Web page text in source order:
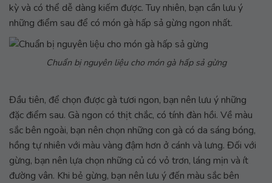
kỳ và có thể dễ dàng kiếm được. Tuy nhiên, bạn cần lưu ý
những điểm sau để có món gà hấp sả gừng ngon nhất.
Chuẩn bị nguyên liệu cho món gà hấp sả gừng
Đầu tiên, để chọn được gà tươi ngon, bạn nên lưu ý những
đặc điểm sau. Gà ngon có thịt chắc, có tính đàn hồi. Về màu
sắc bên ngoài, bạn nên chọn những con gà có da sáng bóng,
hồng tự nhiên với màu vàng đậm hơn ở cánh và lưng. Đối với
gừng, bạn nên lựa chọn những củ có vỏ trơn, láng mịn và ít
đường vân. Khi bẻ gừng, bạn nên lưu ý đến màu sắc bên